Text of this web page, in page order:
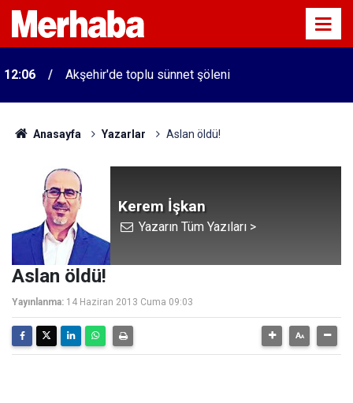
12:06 Akşehir'de toplu sünnet şöleni
Anasayfa Yazarlar Aslan öldü!
Kerem İşkan
Yazarın Tüm Yazıları >
Aslan öldü!
Yayınlanma: 14 Haziran 2013 Cuma 09:03